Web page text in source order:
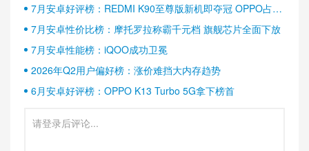
7月安卓好评榜：REDMI K90至尊版新机即夺冠 OPPO占据
半壁江山
7月安卓性价比榜：摩托罗拉称霸千元档 旗舰芯片全面下放
7月安卓性能榜：iQOO成功卫冕
2026年Q2用户偏好榜：涨价难挡大内存趋势
6月安卓好评榜：OPPO K13 Turbo 5G拿下榜首